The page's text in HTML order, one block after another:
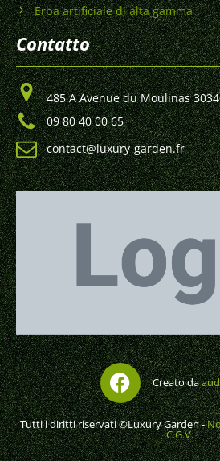
Erba artificiale di alta gamma
Contatto
485 A Avenue du Moulinas
09 80 40 00 65
contact@luxury-garden.fr
Creato da
Tutti i diritti riservati ©Luxury Garden -
C.G.V.